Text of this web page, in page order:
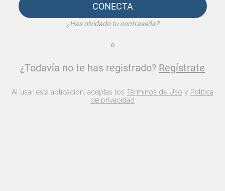
CONECTA
¿Has olvidado tu contraseña?
o
¿Todavía no te has registrado? Regístrate
Al usar esta aplicación, aceptas los Términos de Uso y Política
de privacidad